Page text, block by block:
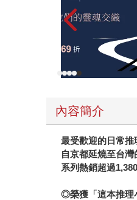
內容簡介
最受歡迎的日常推
自京都延燒至台灣
系列熱銷超過
◎榮獲「這本推理